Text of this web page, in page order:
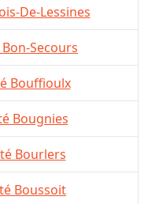
De-Lessines
Secours
Bouffioulx
Bougnies
Bourlers
Boussoit